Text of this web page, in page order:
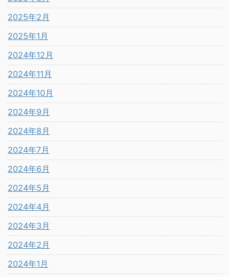
2025年2月
2025年1月
2024年12月
2024年11月
2024年10月
2024年9月
2024年8月
2024年7月
2024年6月
2024年5月
2024年4月
2024年3月
2024年2月
2024年1月